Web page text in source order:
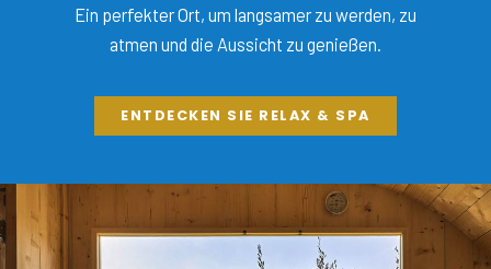
Ein perfekter Ort, um langsamer zu werden, zu
atmen und die Aussicht zu genießen.
ENTDECKEN SIE RELAX & SPA